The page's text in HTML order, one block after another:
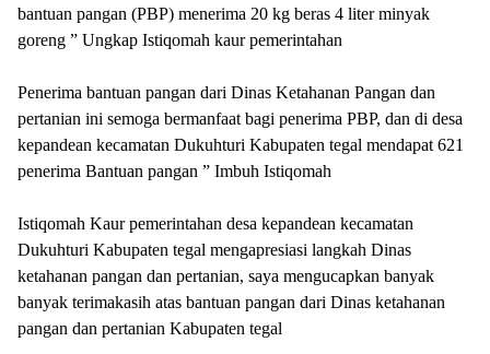
bantuan pangan (PBP) menerima 20 kg beras 4 liter minyak
goreng ” Ungkap Istiqomah kaur pemerintahan
Penerima bantuan pangan dari Dinas Ketahanan Pangan dan
pertanian ini semoga bermanfaat bagi penerima PBP, dan di desa
kepandean kecamatan Dukuhturi Kabupaten tegal mendapat 621
penerima Bantuan pangan ” Imbuh Istiqomah
Istiqomah Kaur pemerintahan desa kepandean kecamatan
Dukuhturi Kabupaten tegal mengapresiasi langkah Dinas
ketahanan pangan dan pertanian, saya mengucapkan banyak
banyak terimakasih atas bantuan pangan dari Dinas ketahanan
pangan dan pertanian Kabupaten tegal